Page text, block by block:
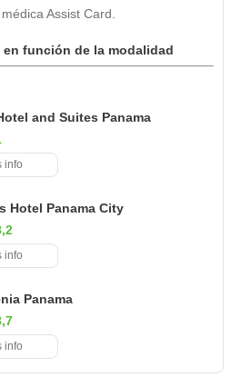
Assist Card.
función de la modalidad
and Suites Panama
info
Hotel Panama City
info
Panama
info